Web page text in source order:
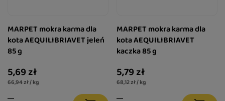
MARPET mokra karma dla
kota AEQUILIBRIAVET jeleń
85 g
5,69 zł
66,94 zł / kg
MARPET mokra karma dla
kota AEQUILIBRIAVET
kaczka 85 g
5,79 zł
68,12 zł / kg